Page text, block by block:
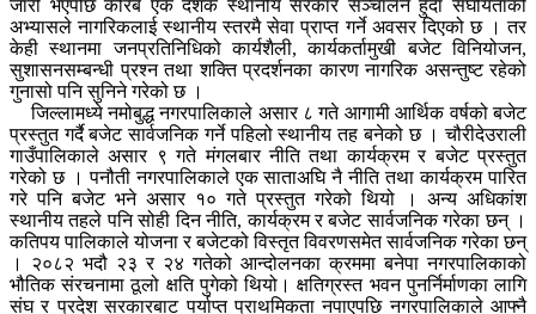
जारी भएपछि करिब एक दशक स्थानीय सरकार सञ्चालन हुँदा संघीयताको
अभ्यासले नागरिकलाई स्थानीय स्तरमै सेवा प्राप्त गर्ने अवसर दिएको छ । तर
केही स्थानमा जनप्रतिनिधिको कार्यशैली, कार्यकर्तामुखी बजेट विनियोजन,
सुशासनसम्बन्धी प्रश्न तथा शक्ति प्रदर्शनका कारण नागरिक असन्तुष्ट रहेको
गुनासो पनि सुनिने गरेको छ ।
जिल्लामध्ये नमोबुद्ध नगरपालिकाले असार ८ गते आगामी आर्थिक वर्षको बजेट
प्रस्तुत गर्दै बजेट सार्वजनिक गर्ने पहिलो स्थानीय तह बनेको छ । चौरीदेउराली
गाउँपालिकाले असार ९ गते मंगलबार नीति तथा कार्यक्रम र बजेट प्रस्तुत
गरेको छ । पनौती नगरपालिकाले एक साताअघि नै नीति तथा कार्यक्रम पारित
गरे पनि बजेट भने असार १० गते प्रस्तुत गरेको थियो । अन्य अधिकांश
स्थानीय तहले पनि सोही दिन नीति, कार्यक्रम र बजेट सार्वजनिक गरेका छन् ।
कतिपय पालिकाले योजना र बजेटको विस्तृत विवरणसमेत सार्वजनिक गरेका छन्
। २०८२ भदौ २३ र २४ गतेको आन्दोलनका क्रममा बनेपा नगरपालिकाको
भौतिक संरचनामा ठूलो क्षति पुगेको थियो। क्षतिग्रस्त भवन पुनर्निर्माणका लागि
संघ र प्रदेश सरकारबाट पर्याप्त प्राथमिकता नपाएपछि नगरपालिकाले आफ्नै